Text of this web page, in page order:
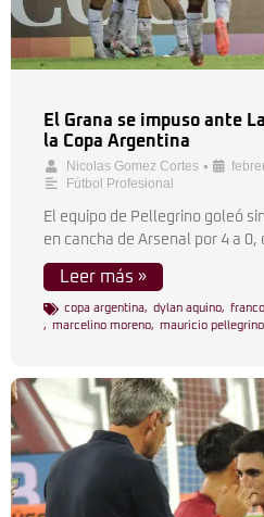
El Grana se impuso ante
la Copa Argentina
Nicolas Gomez Cortes •
Fútbol Profesional
El equipo de Pellegrino goleó
en cancha de Arsenal por 4 a 0,
Leer más »
copa argentina, dylan aquino,
, marcelino moreno, mauricio pellegrino